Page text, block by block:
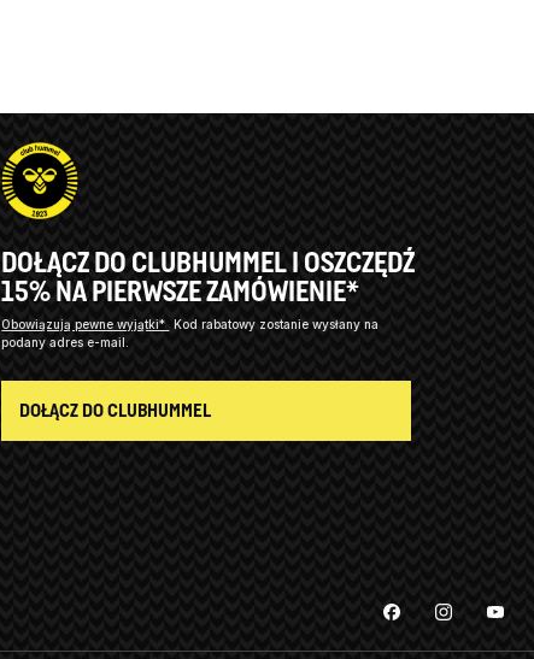
DOŁĄCZ DO CLUBHUMMEL I OSZCZĘDŹ
15% NA PIERWSZE ZAMÓWIENIE*
Obowiązują pewne wyjątki* Kod rabatowy zostanie wysłany na
podany adres e-mail.
DOŁĄCZ DO CLUBHUMMEL